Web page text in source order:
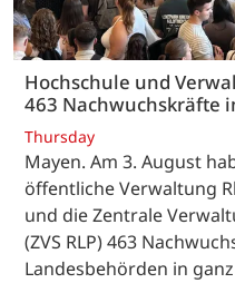
Hochschule und
463 Nachwuchskräfte
Thursday
Mayen. Am 3. August
öffentliche Verwaltung
und die Zentrale
(ZVS RLP) 463
Landesbehörden in